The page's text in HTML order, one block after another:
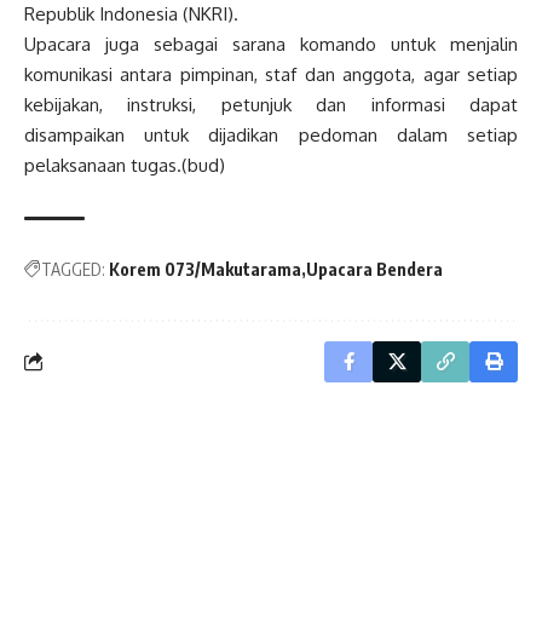
Republik Indonesia (NKRI).
Upacara juga sebagai sarana komando untuk menjalin
komunikasi antara pimpinan, staf dan anggota, agar setiap
kebijakan, instruksi, petunjuk dan informasi dapat
disampaikan untuk dijadikan pedoman dalam setiap
pelaksanaan tugas.(bud)
TAGGED: Korem 073/Makutarama Upacara Bendera